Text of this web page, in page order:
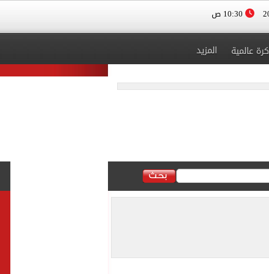
كرة عالمية المزيد